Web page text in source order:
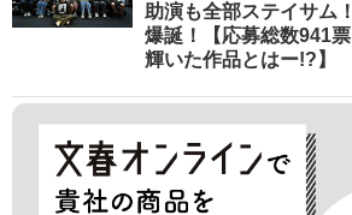
助演も全部ステイサム
爆誕！【応募総数941
輝いた作品とはー!?】